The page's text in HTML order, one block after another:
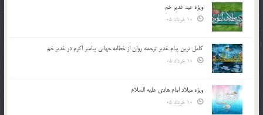
ویژه عید غدیر خم
کامل ترین پیام غدیر ترجمه روان از خطابه جهانی پیامبر اکرم در غدیر خم
ویژه میلاد امام هادی علیه السلام